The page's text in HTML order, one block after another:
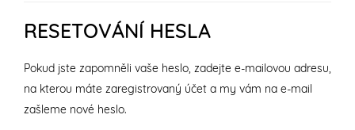
RESETOVÁNÍ HESLA
Pokud jste zapomněli vaše heslo, zadejte e-mailovou adresu,
na kterou máte zaregistrovaný účet a my vám na e-mail
zašleme nové heslo.